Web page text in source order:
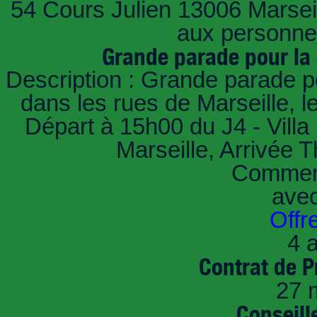
54 Cours Julien 13006
aux
Grande parade pour
Description : Grande parade
dans les rues de Marseille,
Départ à 15h00 du J4 -
Marseille, Arrivée
4
Contrat de
27